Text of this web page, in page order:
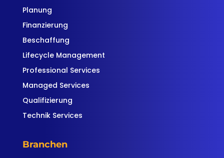
Planung
Finanzierung
Beschaffung
Lifecycle Management
Professional Services
Managed Services
Qualifizierung
Technik Services
Branchen